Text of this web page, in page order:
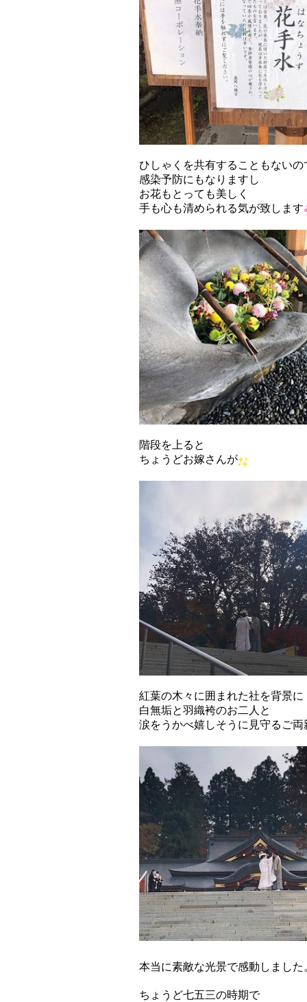
ひしゃくを共有することもないの
感染予防にもなりますし
お花もとっても美しく
手も心も清められる気が致します
階段を上ると
ちょうどお嫁さんが
紅葉の木々に囲まれた社を背景に
白無垢と羽織袴のお二人と
涙をうかべ嬉しそうに見守るご両
本当に素敵な光景で感動しました
ちょうど七五三の時期で